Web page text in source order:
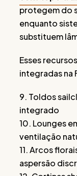
protegem do
enquanto
substituem
Esses
integradas na
9. Toldos
integrado
10. Lounges
ventilação
11. Arcos
aspersão